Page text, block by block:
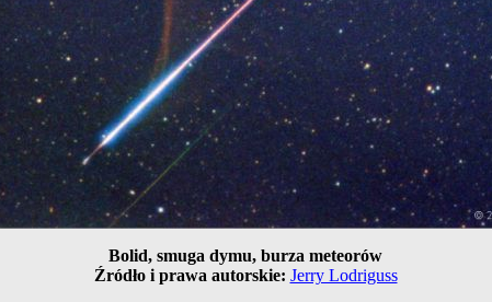
Bolid, smuga dymu, burza meteorów
Źródło i prawa autorskie: Jerry Lodriguss